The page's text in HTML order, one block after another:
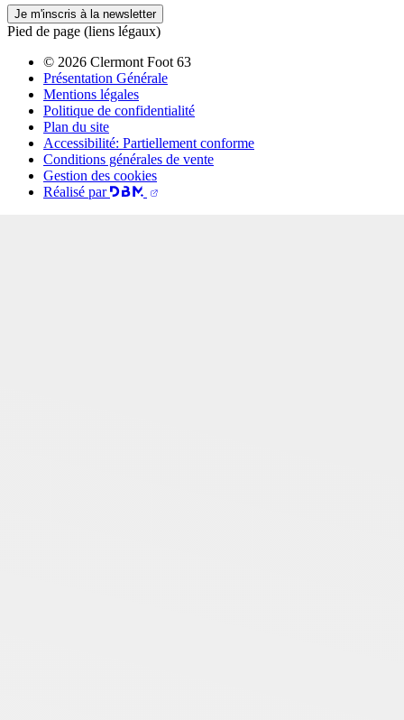
Je m'inscris à la newsletter
Pied de page (liens légaux)
© 2026 Clermont Foot 63
Présentation Générale
Mentions légales
Politique de confidentialité
Plan du site
Accessibilité: Partiellement conforme
Conditions générales de vente
Gestion des cookies
Réalisé par